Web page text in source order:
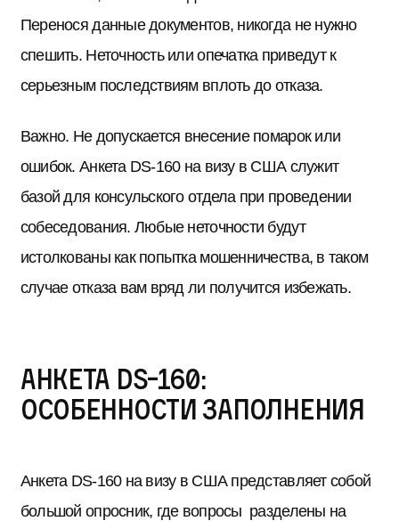
Перенося данные документов, никогда не нужно
спешить. Неточность или опечатка приведут к
серьезным последствиям вплоть до отказа.
Важно. Не допускается внесение помарок или
ошибок. Анкета DS-160 на визу в США служит
базой для консульского отдела при проведении
собеседования. Любые неточности будут
истолкованы как попытка мошенничества, в таком
случае отказа вам вряд ли получится избежать.
Анкета DS-160:
особенности заполнения
Анкета DS-160 на визу в США представляет собой
большой опросник, где вопросы разделены на